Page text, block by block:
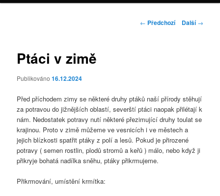
Navigace
← Předchozí Další→
Ptáci v zimě
Publikováno16.12.2024
Před příchodem zimy se některé druhy ptáků naší přírody stěhují
za potravou do jižnějších oblastí, severští ptáci naopak přilétají k
nám. Nedostatek potravy nutí některé přezimující druhy toulat se
krajinou. Proto v zimě můžeme ve vesnicích i ve městech a
jejich blízkosti spatřit ptáky z polí a lesů. Pokud je přirozené
potravy ( semen rostlin, plodů stromů a keřů ) málo, nebo když ji
přikryje bohatá nadílka sněhu, ptáky přikrmujeme.
Přikrmování, umístění krmítka: